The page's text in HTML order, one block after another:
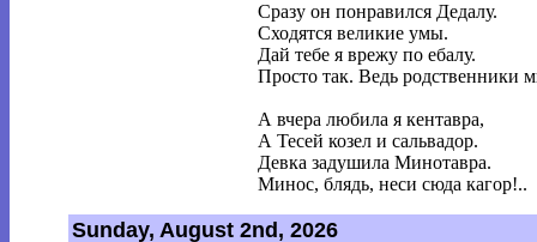
Сразу он понравился Дедалу.
Сходятся великие умы.
Дай тебе я врежу по ебалу.
Просто так. Ведь родственники
А вчера любила я кентавра,
А Тесей козел и сальвадор.
Девка задушила Минотавра.
Минос, блядь, неси сюда кагор!..
Sunday, August 2nd, 2026